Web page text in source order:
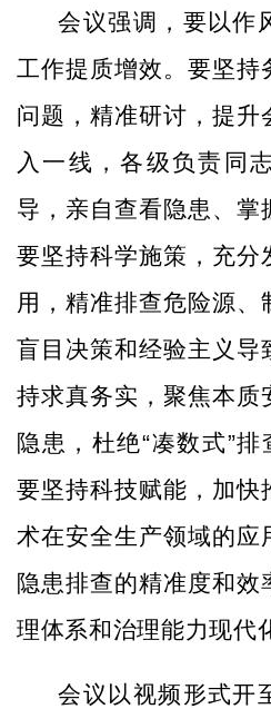
会议强调，要以作
工作提质增效。要坚持
问题，精准研讨，提升
入一线，各级负责同
导，亲自查看隐患、掌
要坚持科学施策，充分
用，精准排查危险源
盲目决策和经验主义导
持求真务实，聚焦本质
隐患，杜绝“凑数式”排
要坚持科技赋能，加快
术在安全生产领域的应
隐患排查的精准度和
理体系和治理能力现代
会议以视频形式开